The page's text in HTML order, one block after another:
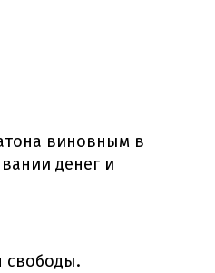
виновным в
денег и
свободы.